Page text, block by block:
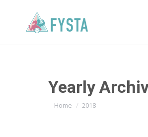
Yearly
You are here:
Home 2018